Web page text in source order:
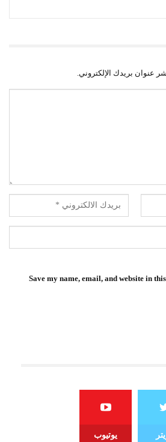
عنوان بريدك الإلكتروني.
Save my name, email, and website in
يوتيوب